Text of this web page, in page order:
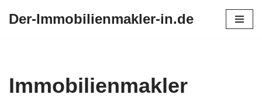
Der-Immobilienmakler-in.de
Immobilienmakler